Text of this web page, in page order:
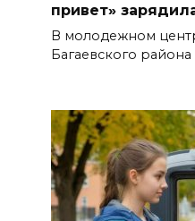
привет»
В молодежном
Багаевского района